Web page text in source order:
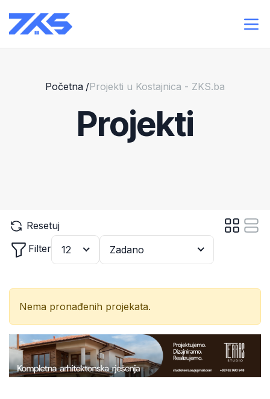
Početna /Projekti u Kostajnica - ZKS.ba
Projekti
Resetuj
Filter
12 Zadano
Nema pronađenih projekata.